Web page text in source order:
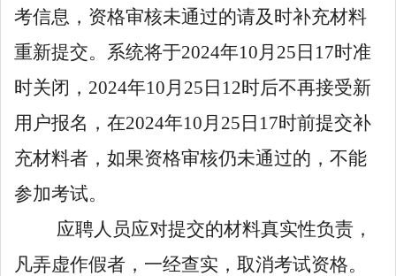
考信息，资格审核未通过的请及时补充材料
重新提交。系统将于2024年10 月 25 日 17时准
时关闭 ， 2024年10 月 25 日 12时后不再接受新
用户报名，在2024年10 月 25 日 17时前提交补
充材料者，如果资格审核仍未通过的，不能
参加考试。
应聘人员应对提交的材料真实性负责，
凡弄虚作假者，一经查实，取消考试资格。